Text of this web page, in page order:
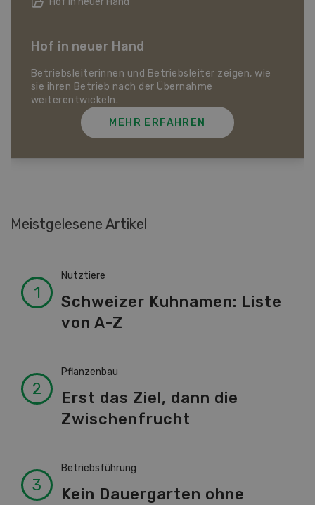
Tierhaltung zukommt und wie sich die Schweizer
Landwirtschaft gegen Hitze, Trockenheit und
Extremwetter schützen kann.
MEHR ERFAHREN
Meistgelesene Artikel
Nutztiere
Schweizer Kuhnamen: Liste
von A-Z
Pflanzenbau
Erst das Ziel, dann die
Zwischenfrucht
Betriebsführung
Kein Dauergarten ohne